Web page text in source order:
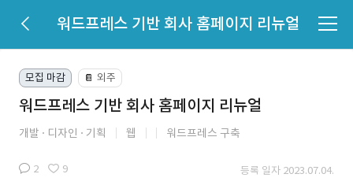
워드프레스 기반 회사 홈페이지 리뉴얼
모집 마감 📔 외주
워드프레스 기반 회사 홈페이지 리뉴얼
개발 디자인 기획 웹 워드프레스 구축
2 9 등록 일자 2023.07.04.